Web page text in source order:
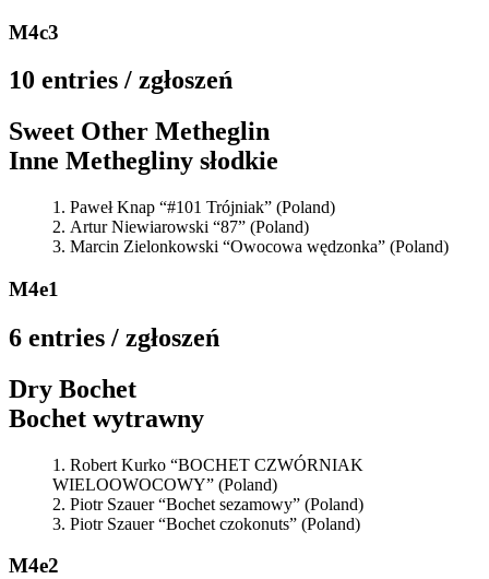
M4c3
10 entries / zgłoszeń
Sweet Other Metheglin
Inne Methegliny słodkie
Paweł Knap “#101 Trójniak” (Poland)
Artur Niewiarowski “87” (Poland)
Marcin Zielonkowski “Owocowa wędzonka” (Poland)
M4e1
6 entries / zgłoszeń
Dry Bochet
Bochet wytrawny
Robert Kurko “BOCHET CZWÓRNIAK
WIELOOWOCOWY” (Poland)
Piotr Szauer “Bochet sezamowy” (Poland)
Piotr Szauer “Bochet czokonuts” (Poland)
M4e2